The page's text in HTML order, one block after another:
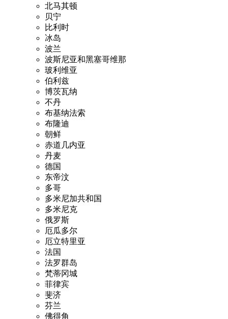
北马其顿
贝宁
比利时
冰岛
波兰
波斯尼亚和黑塞哥维那
玻利维亚
伯利兹
博茨瓦纳
不丹
布基纳法索
布隆迪
朝鲜
赤道几内亚
丹麦
德国
东帝汶
多哥
多米尼加共和国
多米尼克
俄罗斯
厄瓜多尔
厄立特里亚
法国
法罗群岛
梵蒂冈城
菲律宾
斐济
芬兰
佛得角